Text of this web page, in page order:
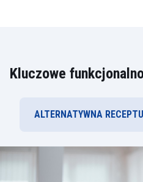
Kluczowe
ALTERNATYWNA